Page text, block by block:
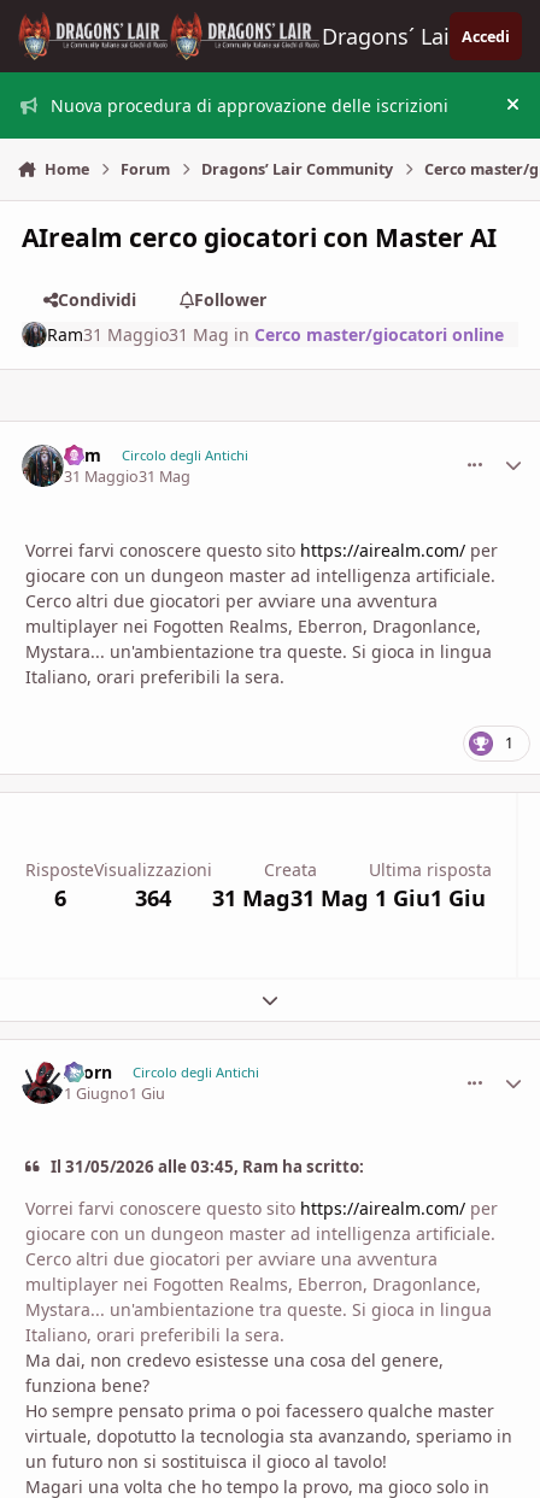
Vai al contenuto
Dragons´ Lair Accedi
Nuova procedura di approvazione delle iscrizioni
Home Forum Dragons’ Lair Community Cerco master/
AIrealm cerco giocatori con Master AI
Condividi
Follower
Ram31 Maggio31 Mag in Cerco master/giocatori online
Ram Circolo degli Antichi
31 Maggio31 Mag
Vorrei farvi conoscere questo sito https://airealm.com/ per
giocare con un dungeon master ad intelligenza artificiale.
Cerco altri due giocatori per avviare una avventura
multiplayer nei Fogotten Realms, Eberron, Dragonlance,
Mystara... un'ambientazione tra queste. Si gioca in lingua
Italiano, orari preferibili la sera.
1
Risposte
6
Visualizzazioni
364
Creata
31 Mag31 Mag
Ultima risposta
1 Giu1 Giu
Espandi panoramica del topic
Zaorn Circolo degli Antichi
1 Giugno1 Giu
Il 31/05/2026 alle 03:45, Ram ha scritto:
Vorrei farvi conoscere questo sito https://airealm.com/ per
giocare con un dungeon master ad intelligenza artificiale.
Cerco altri due giocatori per avviare una avventura
multiplayer nei Fogotten Realms, Eberron, Dragonlance,
Mystara... un'ambientazione tra queste. Si gioca in lingua
Italiano, orari preferibili la sera.
Ma dai, non credevo esistesse una cosa del genere,
funziona bene?
Ho sempre pensato prima o poi facessero qualche master
virtuale, dopotutto la tecnologia sta avanzando, speriamo in
un futuro non si sostituisca il gioco al tavolo!
Magari una volta che ho tempo la provo, ma gioco solo in